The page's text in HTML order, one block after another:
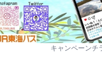
キャンペーンチ